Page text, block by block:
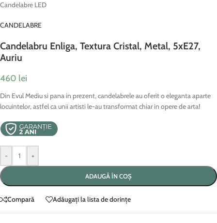
Candelabre LED
CANDELABRE
Candelabru Enliga, Textura Cristal, Metal, 5xE27,
Auriu
460 lei
Din Evul Mediu si pana in prezent, candelabrele au oferit o eleganta aparte
locuintelor, astfel ca unii artisti le-au transformat chiar in opere de arta!
- +
ADAUGĂ ÎN COȘ
Compară Adăugați la lista de dorințe